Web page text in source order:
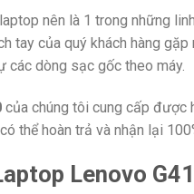
nên là 1 trong những
tay của quý khách hàng
các dòng sạc gốc theo máy.
của chúng tôi cung cấp được
thể hoàn trả và nhận lại
Lenovo